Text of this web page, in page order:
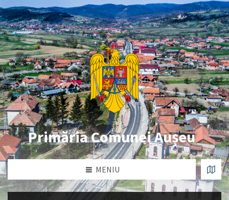
Primăria Comunei Aușeu
MENIU